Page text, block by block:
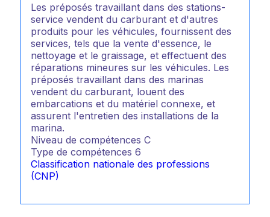
Les préposés travaillant dans des stations-
service vendent du carburant et d'autres
produits pour les véhicules, fournissent des
services, tels que la vente d'essence, le
nettoyage et le graissage, et effectuent des
réparations mineures sur les véhicules. Les
préposés travaillant dans des marinas
vendent du carburant, louent des
embarcations et du matériel connexe, et
assurent l'entretien des installations de la
marina.
Niveau de compétences C
Type de compétences 6
Classification nationale des professions
(CNP)